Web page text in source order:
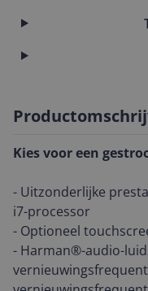
Kies voor een
- Uitzonderlijke
i7-processor
- Optioneel
- Harman®-audio-